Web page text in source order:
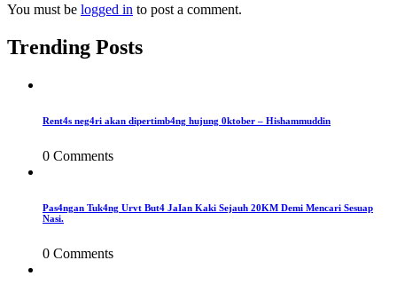
You must be logged in to post a comment.
Trending Posts
Rent4s neg4ri akan dipertimb4ng hujung 0ktober – Hishammuddin
0 Comments
Pas4ngan Tuk4ng Urvt But4 JaIan Kaki Sejauh 20KM Demi Mencari Sesuap
Nasi.
0 Comments